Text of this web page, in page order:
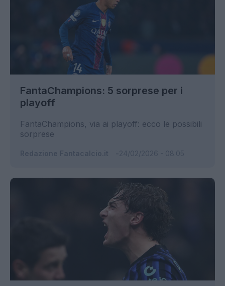
FantaChampions: 5 sorprese per i
playoff
FantaChampions, via ai playoff: ecco le possibili
sorprese